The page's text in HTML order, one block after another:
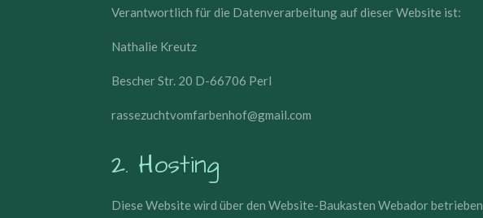
Verantwortlich für die Datenverarbeitung auf dieser Website ist:
Nathalie Kreutz
Bescher Str. 20 D-66706 Perl
rassezuchtvomfarbenhof@gmail.com
2. Hosting
Diese Website wird über den Website-Baukasten Webador betrieben.